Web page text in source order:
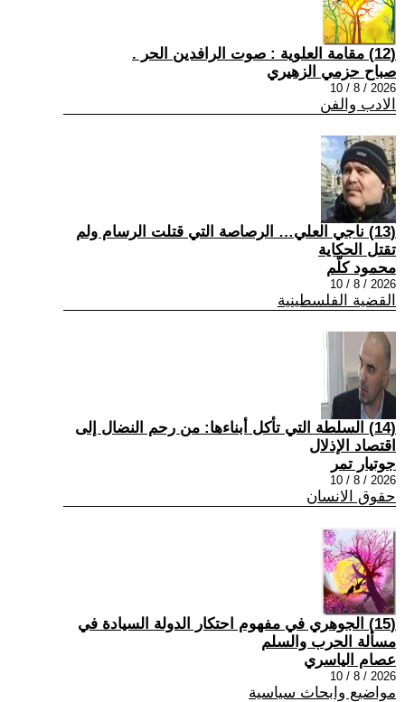
(12) مقامة العلوية : صوت الرافدين الحر .
صباح حزمي الزهيري
2026 / 8 / 10
الادب والفن
(13) ناجي العلي… الرصاصة التي قتلت الرسام ولم
تقتل الحكاية
محمود كلّم
2026 / 8 / 10
القضية الفلسطينية
(14) السلطة التي تأكل أبناءها: من رحم النضال إلى
اقتصاد الإذلال
جوتيار تمر
2026 / 8 / 10
حقوق الانسان
(15) الجوهري في مفهوم احتكار الدولة السيادة في
مسألة الحرب والسلم
عصام الياسري
2026 / 8 / 10
مواضيع وابحاث سياسية